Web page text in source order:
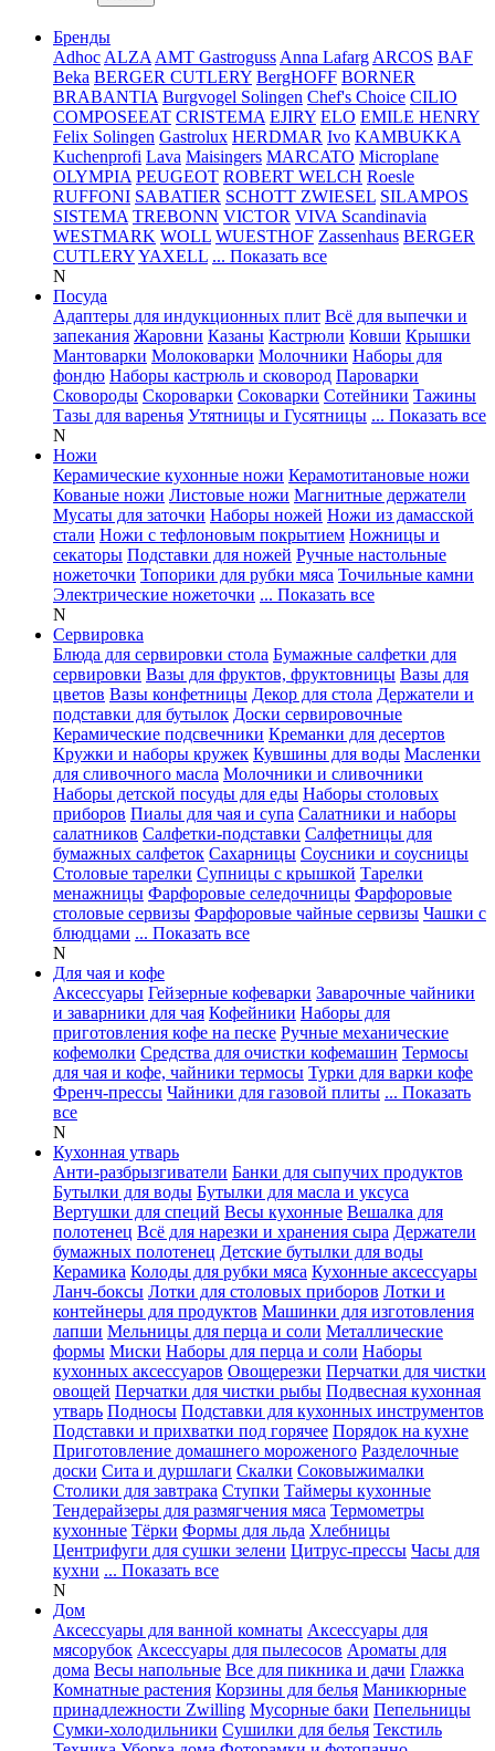
Бренды
Adhoc ALZA AMT Gastroguss Anna Lafarg ARCOS BAF
Beka BERGER CUTLERY BergHOFF BORNER
BRABANTIA Burgvogel Solingen Chef's Choice CILIO
COMPOSEEAT CRISTEMA EJIRY ELO EMILE HENRY
Felix Solingen Gastrolux HERDMAR Ivo KAMBUKKA
Kuchenprofi Lava Maisingers MARCATO Microplane
OLYMPIA PEUGEOT ROBERT WELCH Roesle
RUFFONI SABATIER SCHOTT ZWIESEL SILAMPOS
SISTEMA TREBONN VICTOR VIVA Scandinavia
WESTMARK WOLL WUESTHOF Zassenhaus BERGER
CUTLERYYAXELL ... Показать все
N
Посуда
Адаптеры для индукционных плит Всё для выпечки и
запекания Жаровни Казаны Кастрюли Ковши Крышки
Мантоварки Молоковарки Молочники Наборы для
фондю Наборы кастрюль и сковород Пароварки
Сковороды Скороварки Соковарки Сотейники Тажины
Тазы для варенья Утятницы и Гусятницы ... Показать все
N
Ножи
Керамические кухонные ножи Керамотитановые ножи
Кованые ножи Листовые ножи Магнитные держатели
Мусаты для заточки Наборы ножей Ножи из дамасской
стали Ножи с тефлоновым покрытием Ножницы и
секаторы Подставки для ножей Ручные настольные
ножеточки Топорики для рубки мяса Точильные камни
Электрические ножеточки ... Показать все
N
Сервировка
Блюда для сервировки стола Бумажные салфетки для
сервировки Вазы для фруктов, фруктовницы Вазы для
цветов Вазы конфетницы Декор для стола Держатели и
подставки для бутылок Доски сервировочные
Керамические подсвечники Креманки для десертов
Кружки и наборы кружек Кувшины для воды Масленки
для сливочного масла Молочники и сливочники
Наборы детской посуды для еды Наборы столовых
приборов Пиалы для чая и супа Салатники и наборы
салатников Салфетки-подставки Салфетницы для
бумажных салфеток Сахарницы Соусники и соусницы
Столовые тарелки Супницы с крышкой Тарелки
менажницы Фарфоровые селедочницы Фарфоровые
столовые сервизы Фарфоровые чайные сервизы Чашки с
блюдцами ... Показать все
N
Для чая и кофе
Аксессуары Гейзерные кофеварки Заварочные чайники
и заварники для чая Кофейники Наборы для
приготовления кофе на песке Ручные механические
кофемолки Средства для очистки кофемашин Термосы
для чая и кофе, чайники термосы Турки для варки кофе
Френч-прессы Чайники для газовой плиты ... Показать
все
N
Кухонная утварь
Анти-разбрызгиватели Банки для сыпучих продуктов
Бутылки для воды Бутылки для масла и уксуса
Вертушки для специй Весы кухонные Вешалка для
полотенец Всё для нарезки и хранения сыра Держатели
бумажных полотенец Детские бутылки для воды
Керамика Колоды для рубки мяса Кухонные аксессуары
Ланч-боксы Лотки для столовых приборов Лотки и
контейнеры для продуктов Машинки для изготовления
лапши Мельницы для перца и соли Металлические
формы Миски Наборы для перца и соли Наборы
кухонных аксессуаров Овощерезки Перчатки для чистки
овощей Перчатки для чистки рыбы Подвесная кухонная
утварь Подносы Подставки для кухонных инструментов
Подставки и прихватки под горячее Порядок на кухне
Приготовление домашнего мороженого Разделочные
доски Сита и дуршлаги Скалки Соковыжималки
Столики для завтрака Ступки Таймеры кухонные
Тендерайзеры для размягчения мяса Термометры
кухонные Тёрки Формы для льда Хлебницы
Центрифуги для сушки зелени Цитрус-прессы Часы для
кухни ... Показать все
N
Дом
Аксессуары для ванной комнаты Аксессуары для
мясорубок Аксессуары для пылесосов Ароматы для
дома Весы напольные Все для пикника и дачи Глажка
Комнатные растения Корзины для белья Маникюрные
принадлежности Zwilling Мусорные баки Пепельницы
Сумки-холодильники Сушилки для белья Текстиль